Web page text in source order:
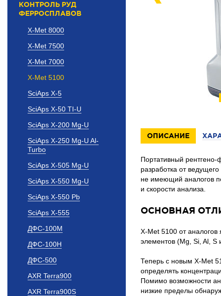
КОНТРОЛЬ РУД
ФЕРРОСПЛАВОВ
X-Met 8000
X-Met 7500
X-Met 7000
X-Met 5100
SciAps X-5
SciAps X-50 TI-U
SciAps X-200 Mg-U
SciAps X-250 Mg-U Al-
Turbo
SciAps X-505 Mg-U
SciAps X-550 Mg-U
SciAps X-550 Pb
SciAps X-555
ДФС-100М
ДФС-100Н
ДФС-500
AXR Terra900
AXR Terra900S
ОПИСАНИЕ
Портативный рентгено-
разработка от
не имеющий аналогов
и скорости анализа.
ОСНОВНАЯ
X-Met 5100 от
элементов (Mg, Si, Al, S
Теперь с новым X-Met
определять
Помимо возможности
низкие пределы